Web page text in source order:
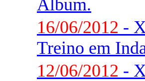
Álbum.
16/06/2012 -
Treino em
12/06/2012 -